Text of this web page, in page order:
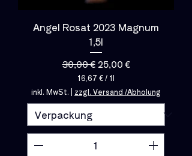
Angel Rosat 2023 Magnum
1,5l
Standardpreis
30,00 € Sale-Preis
25,00 €
16,67 €/ 1l
1
6
,
€
p
inkl. MwSt. | zzgl. Versand /Abholung